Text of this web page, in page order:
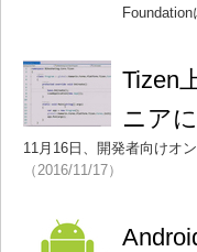
Foundation
Tizen
ニア
11月16日、開発者向けオ
（2016/11/17）